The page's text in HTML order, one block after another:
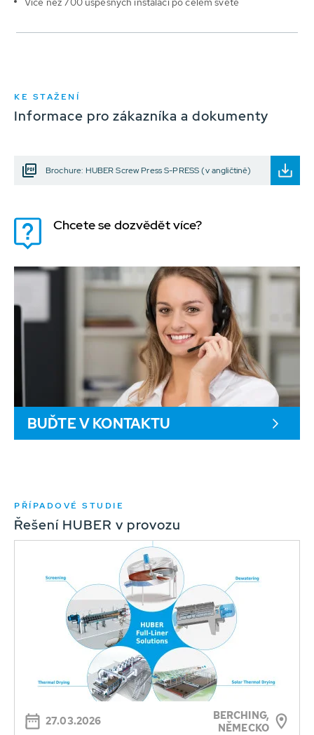
KE STAŽENÍ
Informace pro zákazníka a dokumenty
Brochure: HUBER Screw Press S-PRESS (v angličtině)
Chcete se dozvědět více?
BUĎTE V KONTAKTU
PŘÍPADOVÉ STUDIE
Řešení HUBER v provozu
27.03.2026
BERCHING,
NĚMECKO